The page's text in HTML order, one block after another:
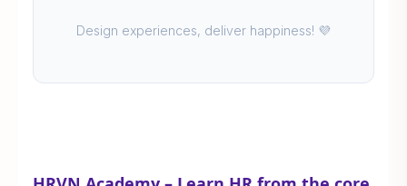
Design experiences, deliver happiness! 💜